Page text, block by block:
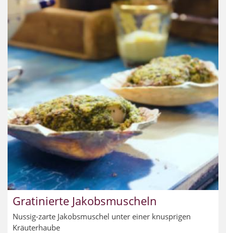
Gratinierte Jakobsmuscheln
Nussig-zarte Jakobsmuschel unter einer knusprigen
Kräuterhaube